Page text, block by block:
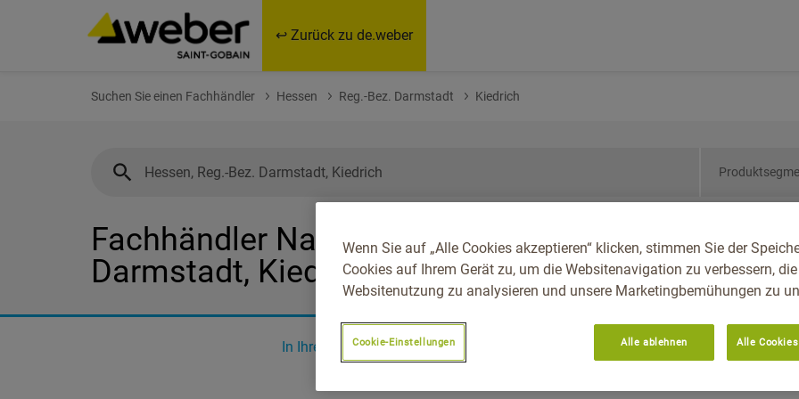
↩ Zurück zu de.weber
Suchen Sie einen Fachhändler Hessen Reg.-Bez. Darmstadt Kiedrich
Fachhändler Nahe Hessen, Reg.-Bez.
Darmstadt, Kiedrich
In Ihrer Nähe 0
Wenn Sie auf „Alle Cookies akzeptieren“ klicken, stimmen Sie der
Cookies auf Ihrem Gerät zu, um die Websitenavigation zu verbessern, die
Websitenutzung zu analysieren und unsere Marketingbemühungen zu
Cookie-Einstellungen Alle ablehnen Alle